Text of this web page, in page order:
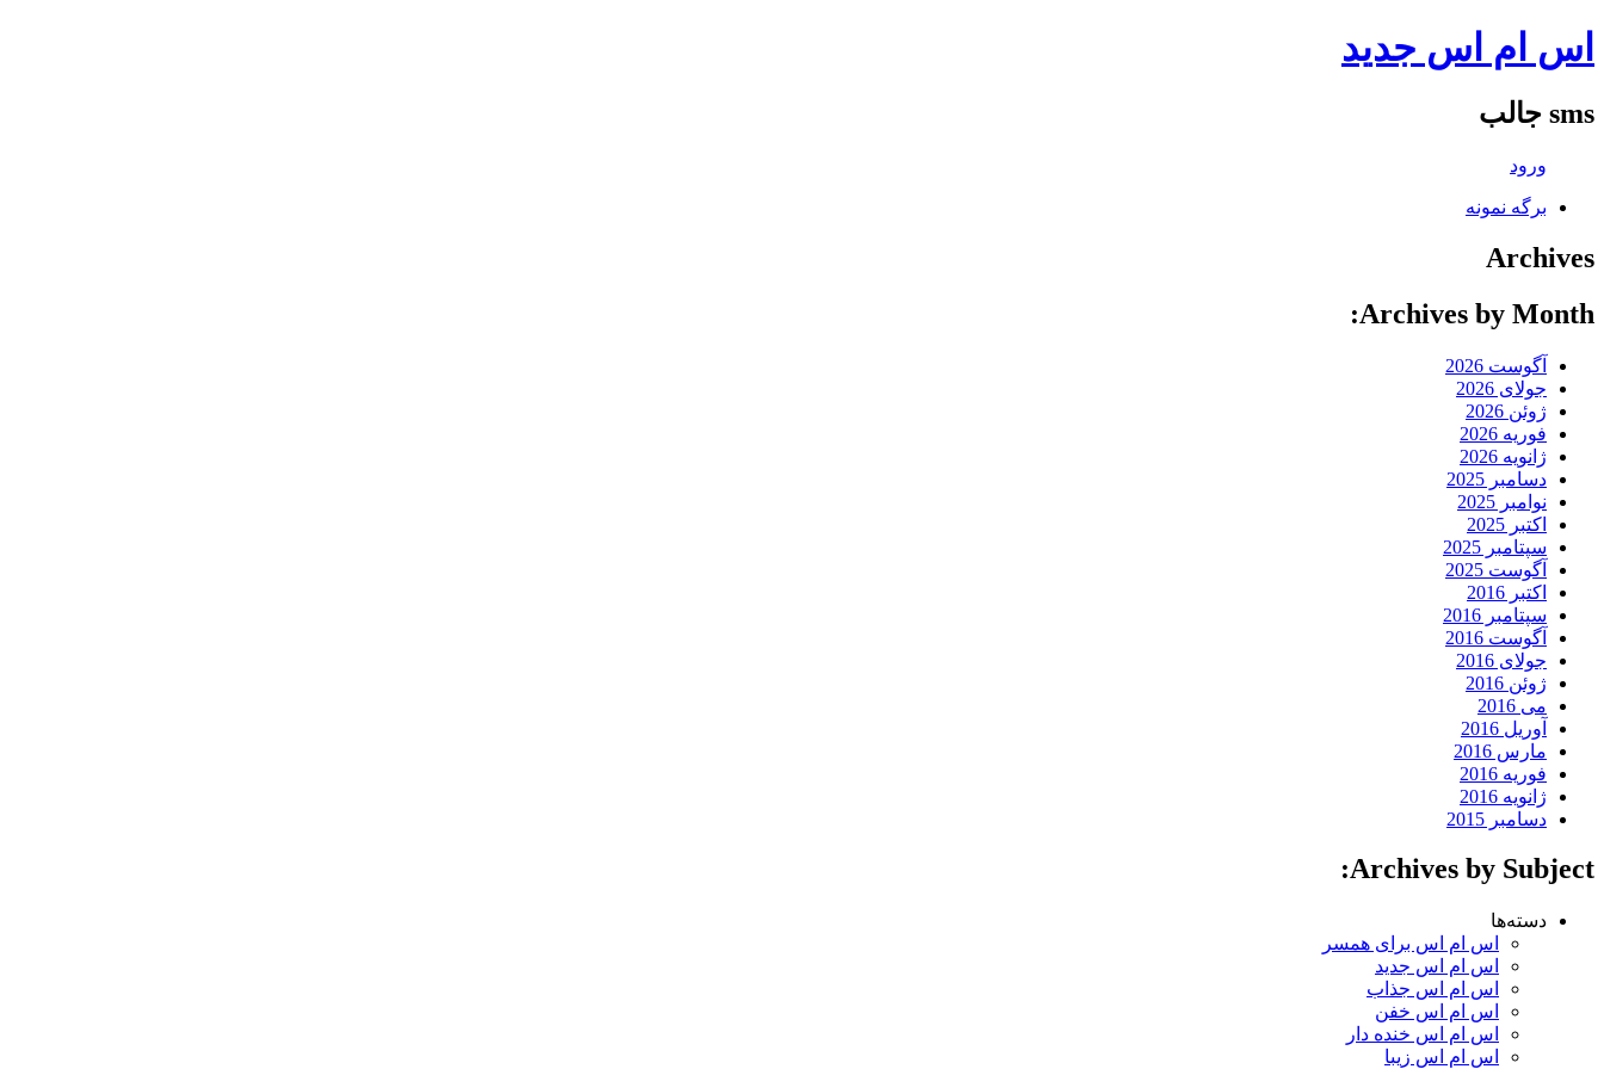
اس ام اس جدید
sms جالب
ورود
برگه نمونه
Archives
Archives by Month:
آگوست 2026
جولای 2026
ژوئن 2026
فوریه 2026
ژانویه 2026
دسامبر 2025
نوامبر 2025
اکتبر 2025
سپتامبر 2025
آگوست 2025
اکتبر 2016
سپتامبر 2016
آگوست 2016
جولای 2016
ژوئن 2016
می 2016
آوریل 2016
مارس 2016
فوریه 2016
ژانویه 2016
دسامبر 2015
Archives by Subject:
دسته‌ها
اس ام اس برای همسر
اس ام اس جدید
اس ام اس جذاب
اس ام اس خفن
اس ام اس خنده دار
اس ام اس زیبا